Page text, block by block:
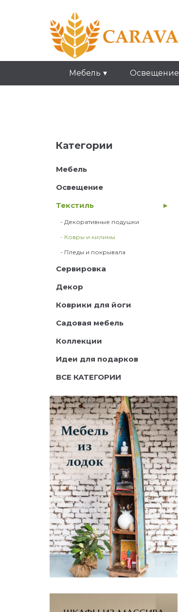
Мебель Освещение
Категории
Мебель
Освещение
Текстиль
- Декоративные подушки
- Ковры и килимы
- Пледы и покрывала
Сервировка
Декор
Коврики для йоги
Садовая мебель
Коллекции
Идеи для подарков
ВСЕ КАТЕГОРИИ